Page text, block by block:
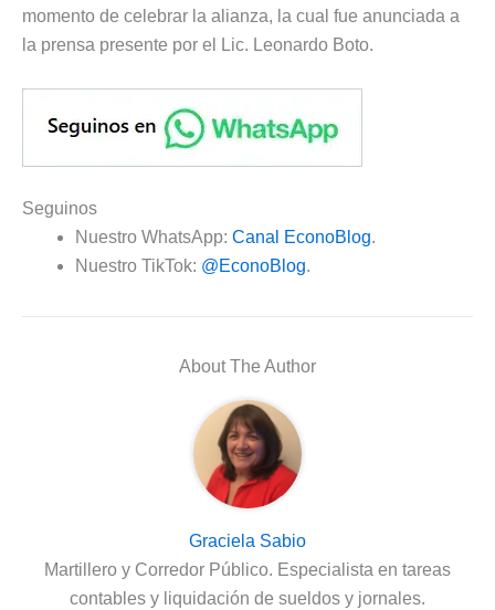
momento de celebrar la alianza, la cual fue anunciada a
la prensa presente por el Lic. Leonardo Boto.
Seguinos
Nuestro WhatsApp: Canal EconoBlog.
Nuestro TikTok: @EconoBlog.
About The Author
Graciela Sabio
Martillero y Corredor Público. Especialista en tareas
contables y liquidación de sueldos y jornales.